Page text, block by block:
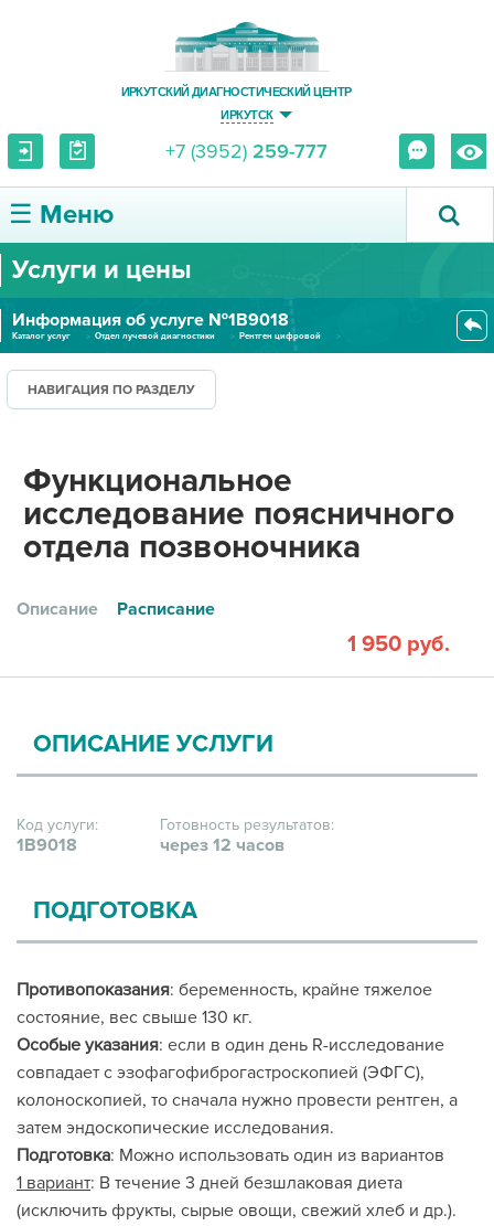
ИРКУТСКИЙ ДИАГНОСТИЧЕСКИЙ ЦЕНТР
ИРКУТСК
+7 (3952) 259-777
☰ Меню
О ЦЕНТРЕ
УСЛУГИ И ЦЕНЫ
ПАЦИЕНТУ
ПРАВОВАЯ ИНФОРМАЦИЯ
Услуги и цены
Информация об услуге №1В9018
Каталог услуг Отдел лучевой диагностики
Рентген цифровой
НАВИГАЦИЯ ПО РАЗДЕЛУ
Функциональное
исследование поясничного
отдела позвоночника
Описание Расписание
1 950 руб.
ОПИСАНИЕ УСЛУГИ
Код услуги:
1В9018
Готовность результатов:
через 12 часов
ПОДГОТОВКА
Противопоказания: беременность, крайне тяжелое
состояние, вес свыше 130 кг.
Особые указания: если в один день R-исследование
совпадает с эзофагофиброгастроскопией (ЭФГС),
колоноскопией, то сначала нужно провести рентген, а
затем эндоскопические исследования.
Подготовка: Можно использовать один из вариантов
1 вариант: В течение 3 дней безшлаковая диета
(исключить фрукты, сырые овощи, свежий хлеб и др.).